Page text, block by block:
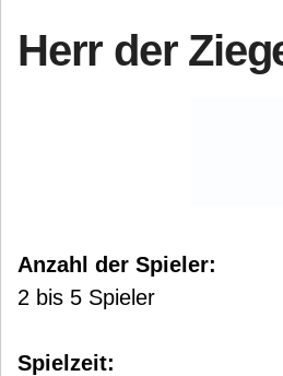
Herr der
Anzahl der Spieler:
2 bis 5 Spieler
Spielzeit: